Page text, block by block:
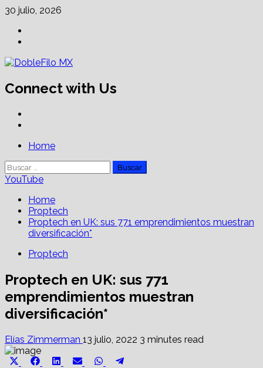
Skip
content
30 julio, 2026
Connect with Us
PrimaryHome
Buscar:
YouTube
Home
Proptech
Proptech en UK: sus 771 emprendimientos muestran
diversificación*
Proptech
Proptech en UK: sus 771
emprendimientos muestran
diversificación*
Elías Zimmerman 13 julio, 2022 3 minutes read
Share
Share
Facebook
Share
LinkedIn
Share
Email
Share
WhatsApp